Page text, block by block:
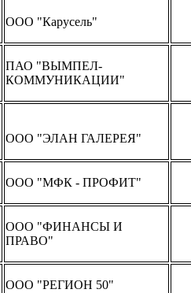
ООО "Карусель"
ПАО "ВЫМПЕЛ-
КОММУНИКАЦИИ"
ООО "ЭЛАН ГАЛЕРЕЯ"
ООО "МФК - ПРОФИТ"
ООО "ФИНАНСЫ И
ПРАВО"
ООО "РЕГИОН 50"